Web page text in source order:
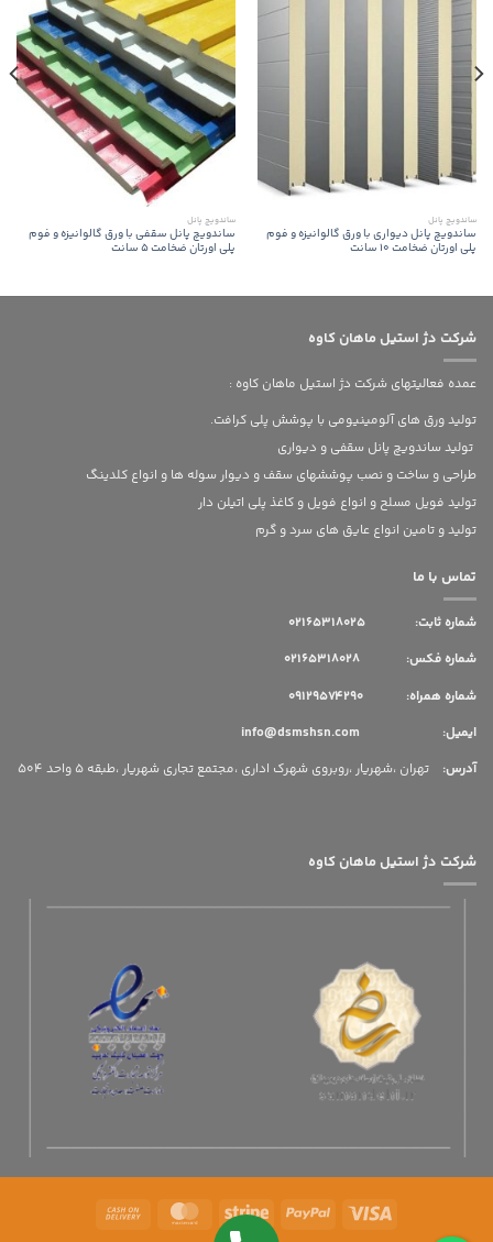
ساندویچ پانل
ساندویچ پانل دیواری با ورق گالوانیزه و فوم
پلی اورتان ضخامت 10 سانت
ساندویچ پانل
ساندویچ پانل سقفی با ورق گالوانیزه و فوم
پلی اورتان ضخامت 5 سانت
شرکت دژ استیل ماهان کاوه
عمده فعالیتهای شرکت دژ استیل ماهان کاوه :
تولید ورق های آلومینیومی با پوشش پلی کرافت.
تولید ساندویچ پانل سقفی و دیواری
طراحی و ساخت و نصب پوششهای سقف و دیوار سوله ها و انواع کلدینگ
تولید فویل مسلح و انواع فویل و کاغذ پلی اتیلن دار
تولید و تامین انواع عایق های سرد و گرم
تماس با ما
شماره ثابت:
شماره فکس: 02165318028
شماره همراه: 09129574290
ایمیل: info@dsmshsn.com
آدرس: تهران ،شهریار ،روبروی شهرک اداری ،مجتمع تجاری شهریار ،طبقه 5 واحد 504
شرکت دژ استیل ماهان کاوه